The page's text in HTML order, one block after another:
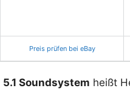
Preis prüfen bei eBay
5.1 Soundsystem heißt